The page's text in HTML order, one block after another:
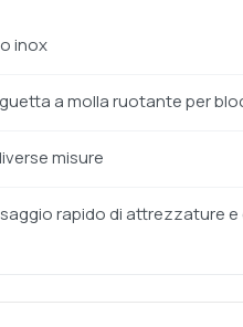
inox
a molla ruotante per
misure
rapido di attrezzature